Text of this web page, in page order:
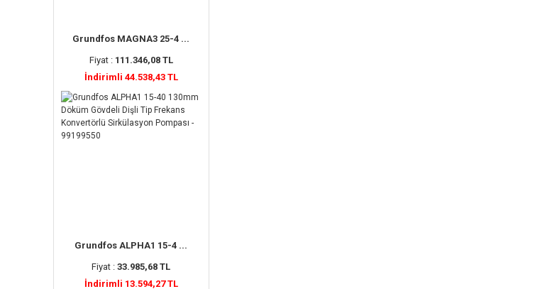
Grundfos MAGNA3 25-4 ...
Fiyat : 111.346,08 TL
İndirimli 44.538,43 TL
Grundfos ALPHA1 15-4 ...
Fiyat :33.985,68 TL
İndirimli 13.594,27 TL